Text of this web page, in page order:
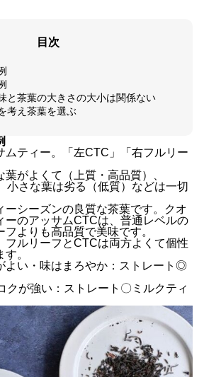
目次
と茶葉の大きさの大小は関係ない
考え茶葉を選ぶ
ムティー。「左CTC」「右フルリー
がよくて（上質・高品質）、
小さな葉は劣る（低質）などは一切
ーシーズンの良質な茶葉です。クオ
ーのアッサムCTCは、普通レベルの
よりも高品質で美味です。
フルリーフとCTCは両方よくて個性
。
よい・味はまろやか：ストレート◎
クが強い：ストレート〇ミルクティ